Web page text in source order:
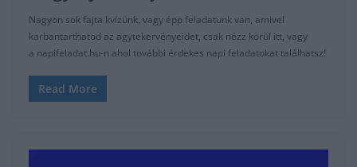
Nagyon sok fajta kvízünk, vagy épp feladatunk van, amivel
karbantarthatod az agytekervényeidet, csak nézz körül itt, vagy
a napifeladat.hu-n ahol további érdekes napi feladatokat találhatsz!
Read More